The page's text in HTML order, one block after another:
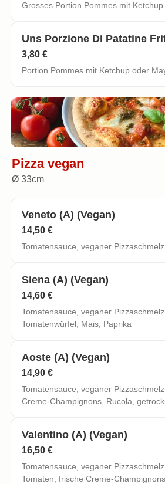
Grosses Portion Pommes mit
Uns Porzione Di Patatine
3,80 €
Portion Pommes mit Ketchup oder
Pizza vegan
Ø 33cm
Veneto (a) (vegan)
14,50 €
Tomatensauce, veganer
Siena (a) (vegan)
14,60 €
Tomatensauce, veganer
Tomatenwürfel, Mais, Paprika
Aoste (a) (vegan)
14,90 €
Tomatensauce, veganer
Creme-Champignons, Rucola,
Valentino (a) (vegan)
16,50 €
Tomatensauce, veganer
Tomaten, frische Creme-